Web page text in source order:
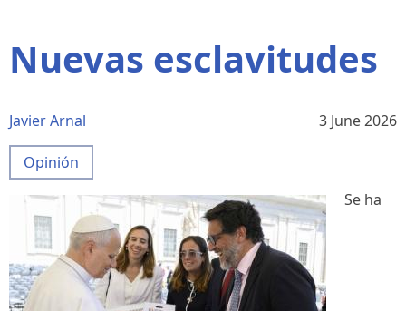
Nuevas esclavitudes
Javier Arnal 3 June 2026
Opinión
Se ha